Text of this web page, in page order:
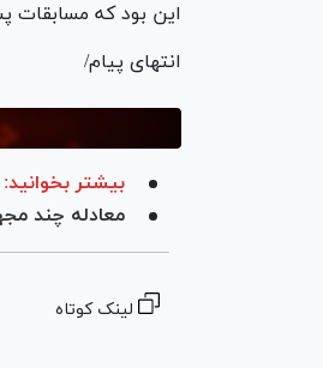
این بود که مسابقات
انتهای پیام/
بیشتر بخوانید:
معادله چند مجهولی
لینک کوتاه